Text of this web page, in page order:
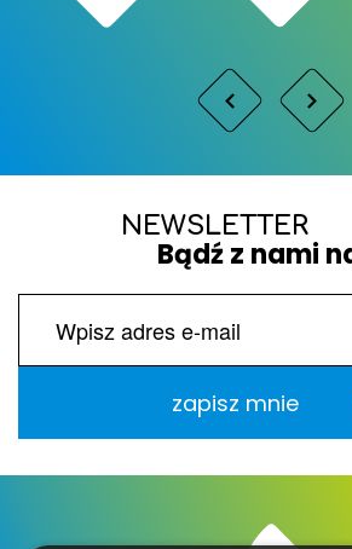
NEWSLETTER
Bądź z nami
zapisz mnie